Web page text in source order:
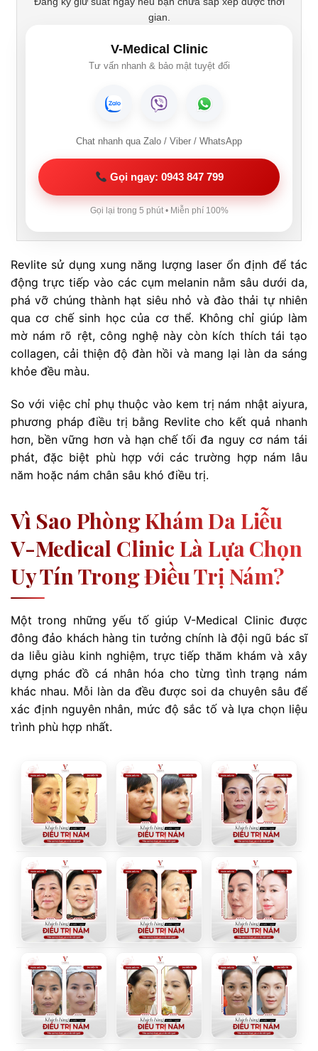
gian.
V-Medical Clinic
Tư vấn nhanh & bảo mật tuyệt đối
Chat nhanh qua Zalo / Viber / WhatsApp
Gọi ngay: 0943 847 799
Gọi lại trong 5 phút • Miễn phí 100%
Revlite sử dụng xung năng lượng laser ổn định để tác
động trực tiếp vào các cụm melanin nằm sâu dưới da,
phá vỡ chúng thành hạt siêu nhỏ và đào thải tự nhiên
qua cơ chế sinh học của cơ thể. Không chỉ giúp làm
mờ nám rõ rệt, công nghệ này còn kích thích tái tạo
collagen, cải thiện độ đàn hồi và mang lại làn da sáng
khỏe đều màu.
So với việc chỉ phụ thuộc vào kem trị nám nhật aiyura,
phương pháp điều trị bằng Revlite cho kết quả nhanh
hơn, bền vững hơn và hạn chế tối đa nguy cơ nám tái
phát, đặc biệt phù hợp với các trường hợp nám lâu
năm hoặc nám chân sâu khó điều trị.
Vì Sao Phòng Khám Da Liễu
V-Medical Clinic Là Lựa Chọn
Uy Tín Trong Điều Trị Nám?
Một trong những yếu tố giúp V-Medical Clinic được
đông đảo khách hàng tin tưởng chính là đội ngũ bác sĩ
da liễu giàu kinh nghiệm, trực tiếp thăm khám và xây
dựng phác đồ cá nhân hóa cho từng tình trạng nám
khác nhau. Mỗi làn da đều được soi da chuyên sâu để
xác định nguyên nhân, mức độ sắc tố và lựa chọn liệu
trình phù hợp nhất.